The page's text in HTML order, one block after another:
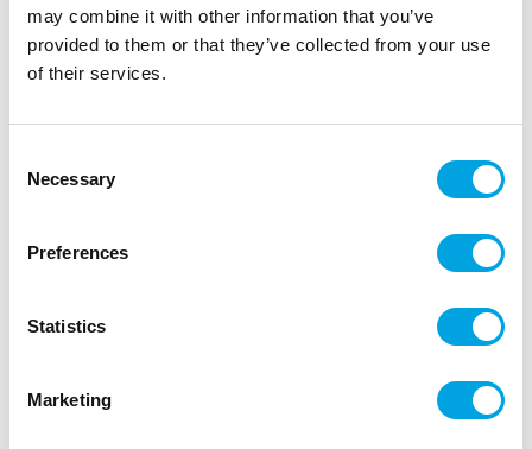
may combine it with other information that you’ve
provided to them or that they’ve collected from your use
of their services.
Selection
Necessary
Preferences
Statistics
Marketing
Tuotetunnus (SKU): CN-118 GINGER RAY |
Upeat lautaset syntymäpäiväjuhliin!
Klassisen kauniit isot lautaset syntymäpäiväjuhliin!